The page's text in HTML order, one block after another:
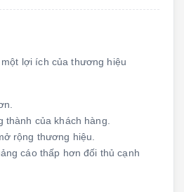
lợi ích của thương hiệu
thành của khách hàng.
rộng thương hiệu.
cáo thấp hơn đối thủ cạnh